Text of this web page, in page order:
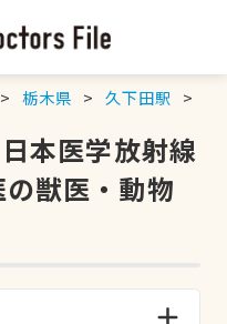
栃木県 久下田駅
本医学放射線
獣医・動物